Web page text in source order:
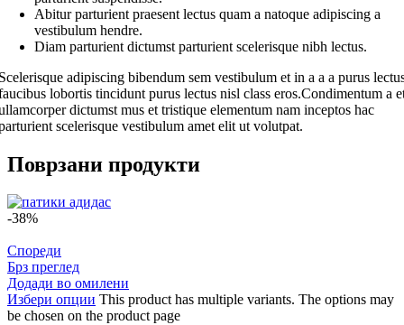
Abitur parturient praesent lectus quam a natoque adipiscing a
vestibulum hendre.
Diam parturient dictumst parturient scelerisque nibh lectus.
adipiscing bibendum sem vestibulum et in a a a purus
lobortis tincidunt purus lectus nisl class eros.Condimentum a
dictumst mus et tristique elementum nam inceptos hac
scelerisque vestibulum amet elit ut volutpat.
Поврзани продукти
-38%
Спореди
Брз преглед
Додади во омилени
Избери опции This product has multiple variants. The options may
be chosen on the product page